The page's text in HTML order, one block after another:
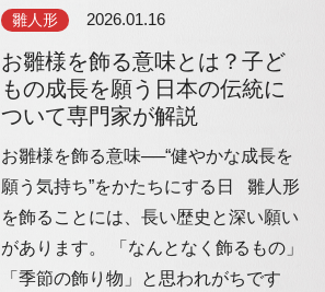
雛人形 2026.01.16
お雛様を飾る意味とは？子ど
もの成長を願う日本の伝統に
ついて専門家が解説
お雛様を飾る意味──“健やかな成長を
願う気持ち”をかたちにする日 雛人形
を飾ることには、長い歴史と深い願い
があります。 「なんとなく飾るもの」
「季節の飾り物」と思われがちです